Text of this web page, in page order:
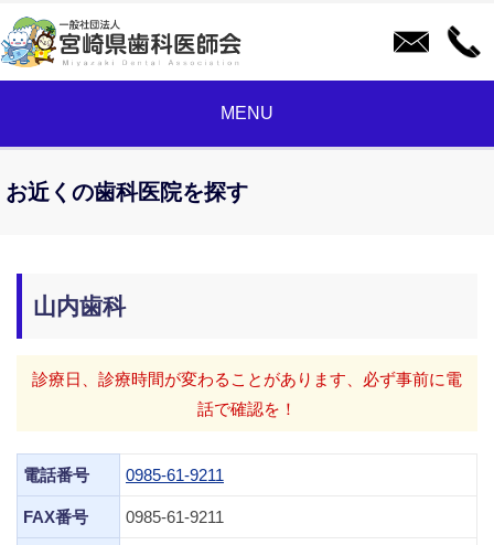
MENU
お近くの歯科医院を探す
山内歯科
診療日、診療時間が変わることがあります、必ず事前に電
話で確認を！
電話番号 0985-61-9211
FAX番号 0985-61-9211